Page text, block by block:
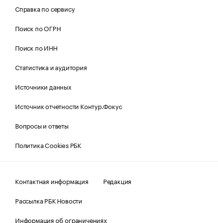
Справка по сервису
Поиск по ОГРН
Поиск по ИНН
Статистика и аудитория
Источники данных
Источник отчетности Контур.Фокус
Вопросы и ответы
Политика Cookies РБК
Контактная информация
Редакция
Рассылка РБК Новости
Информация об ограничениях